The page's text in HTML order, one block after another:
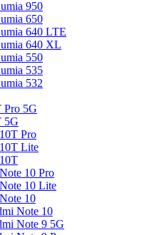
950
650
640 LTE
640 XL
550
535
532
Pro 5G
5G
Pro
Lite
10 Pro
10 Lite
10
Note 10
Note 9 5G